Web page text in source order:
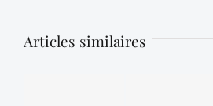
Articles similaires